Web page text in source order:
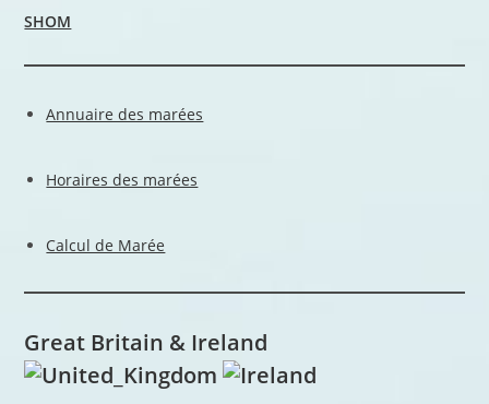
SHOM
Annuaire des marées
Horaires des marées
Calcul de Marée
Great Britain & Ireland